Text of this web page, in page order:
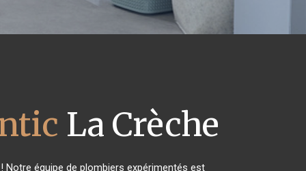
La Crèche
Notre équipe de plombiers expérimentés est